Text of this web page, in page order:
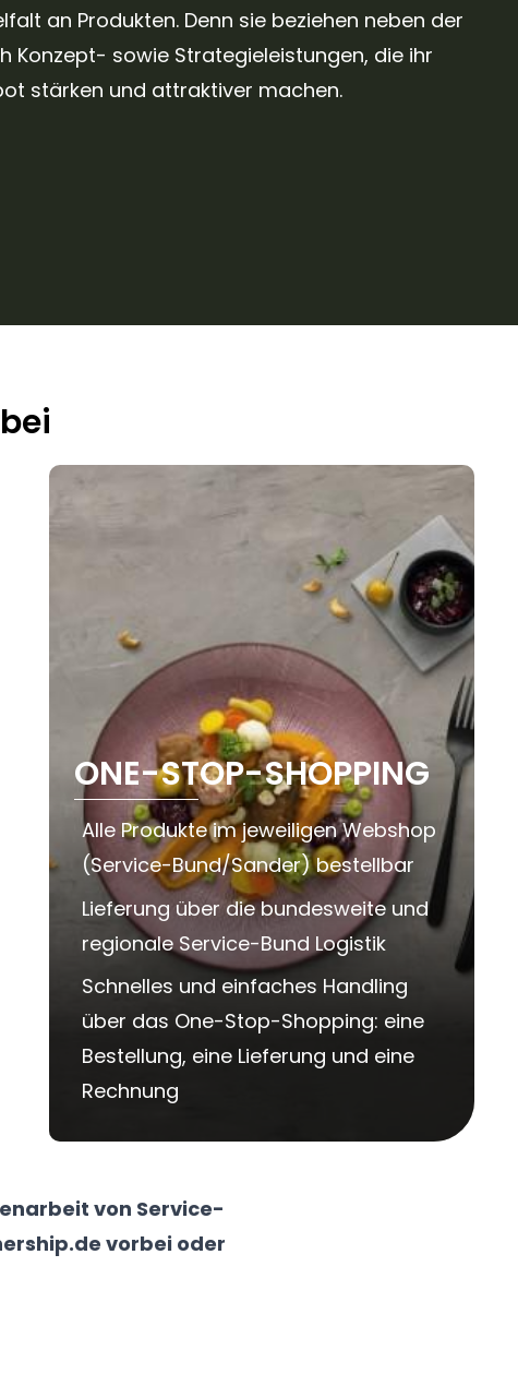
an Produkten. Denn sie beziehen neben der
Konzept- sowie Strategieleistungen, die ihr
stärken und attraktiver machen.
ONE-STOP-SHOPPING
Alle Produkte im jeweiligen Webshop
(Service-Bund/Sander) bestellbar
Lieferung über die bundesweite und
regionale Service-Bund Logistik
Schnelles und einfaches Handling
über das One-Stop-Shopping: eine
Bestellung, eine Lieferung und eine
Rechnung
von Service-
vorbei oder